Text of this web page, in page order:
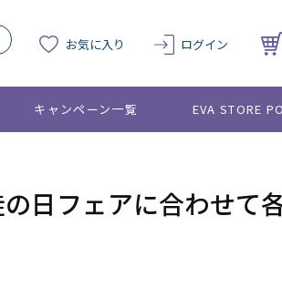
お気に入り ログイン
キャンペーン一覧 EVA STORE
日フェアに合わせて